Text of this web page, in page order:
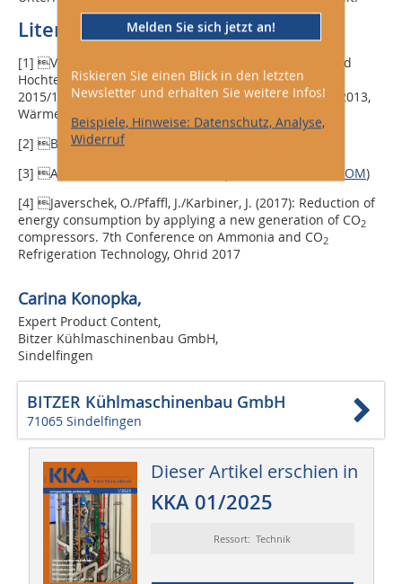
Literatur
[1] Verordnung (EU) Nr. 2016/2281, Komfortklima und
Hochtemperatur-Prozesskühlung; Verordnung (EU) Nr.
2015/1095, Prozesskühlung; Verordnung (EU) Nr. 813/2013,
Wärmepumpen
[2] Bitzer Kältemittel-Report A-500-501
[3] ASERCOM-Guideline (
www.t1p.de/KKA1-25ASERCOM)
[4] Javerschek, O./Pfaffl, J./Karbiner, J. (2017): Reduction of
energy consumption by applying a new generation of CO2
compressors. 7th Conference on Ammonia and CO2
Refrigeration Technology, Ohrid 2017
Carina Konopka,
Expert Product Content,
Bitzer Kühlmaschinenbau GmbH,
Sindelfingen
BITZER Kühlmaschinenbau GmbH
71065 Sindelfingen
Dieser Artikel erschien in
KKA 01/2025
Ressort: Technik
Melden Sie sich jetzt an!
Riskieren Sie einen Blick in den letzten
Newsletter und erhalten Sie weitere Infos!
Beispiele, Hinweise: Datenschutz, Analyse,
Widerruf